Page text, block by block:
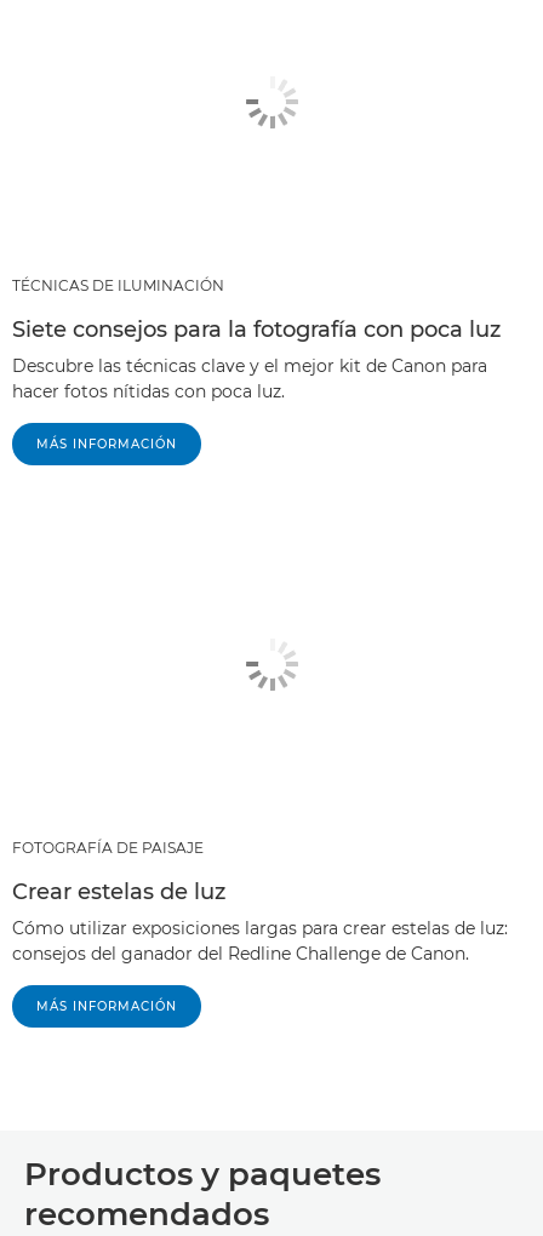
TÉCNICAS DE ILUMINACIÓN
Siete consejos para la fotografía con poca luz
Descubre las técnicas clave y el mejor kit de Canon para
hacer fotos nítidas con poca luz.
MÁS INFORMACIÓN
FOTOGRAFÍA DE PAISAJE
Crear estelas de luz
Cómo utilizar exposiciones largas para crear estelas de luz:
consejos del ganador del Redline Challenge de Canon.
MÁS INFORMACIÓN
Productos y paquetes
recomendados